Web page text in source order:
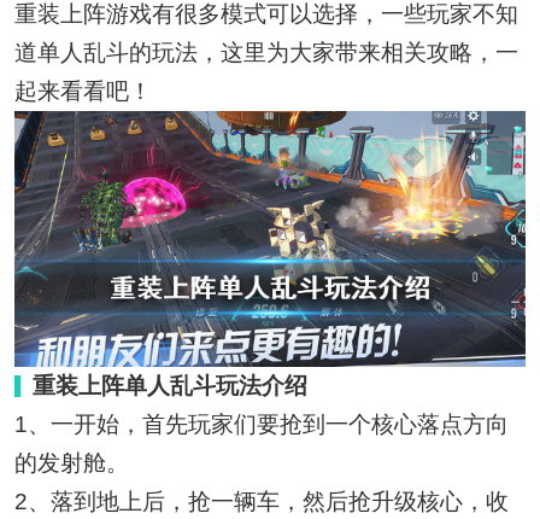
重装上阵游戏有很多模式可以选择，一些玩家不知
道单人乱斗的玩法，这里为大家带来相关攻略，一
起来看看吧！
重装上阵单人乱斗玩法介绍
1、一开始，首先玩家们要抢到一个核心落点方向
的发射舱。
2、落到地上后，抢一辆车，然后抢升级核心，收